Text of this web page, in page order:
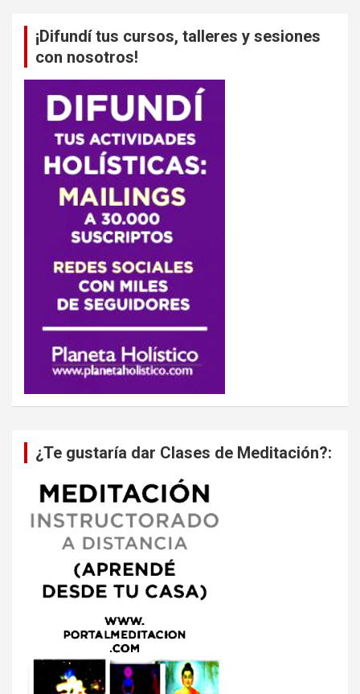
¡Difundí tus cursos, talleres y sesiones
con nosotros!
¿Te gustaría dar Clases de Meditación?: